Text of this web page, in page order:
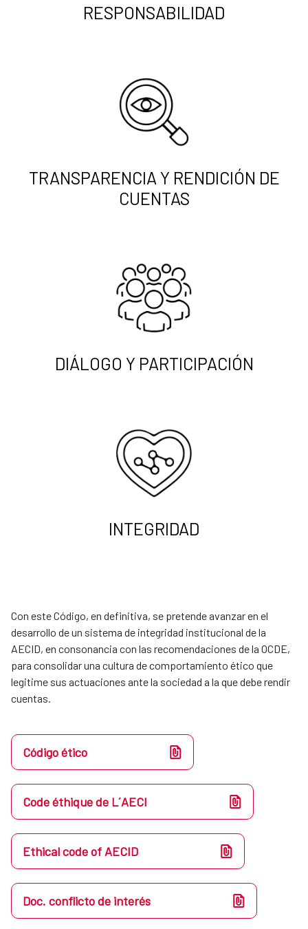
RESPONSABILIDAD
TRANSPARENCIA Y RENDICIÓN DE
CUENTAS
DIÁLOGO Y PARTICIPACIÓN
INTEGRIDAD
Con este Código, en definitiva, se pretende avanzar en el
desarrollo de un sistema de integridad institucional de la
AECID, en consonancia con las recomendaciones de la OCDE,
para consolidar una cultura de comportamiento ético que
legitime sus actuaciones ante la sociedad a la que debe rendir
cuentas.
Código ético
Code éthique de L´AECI
Ethical code of AECID
Doc. conflicto de interés